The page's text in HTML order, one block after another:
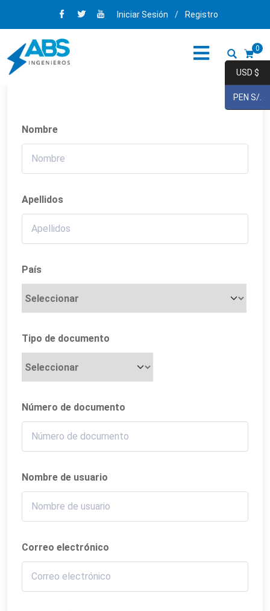
Iniciar Sesión / Registro
0
Nombre
Apellidos
País
Tipo de documento
Número de documento
Nombre de usuario
Correo electrónico
USD $
PEN S/.